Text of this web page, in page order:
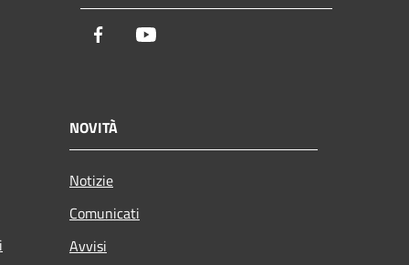
Facebook
NOVITÀ
Notizie
Comunicati
Avvisi